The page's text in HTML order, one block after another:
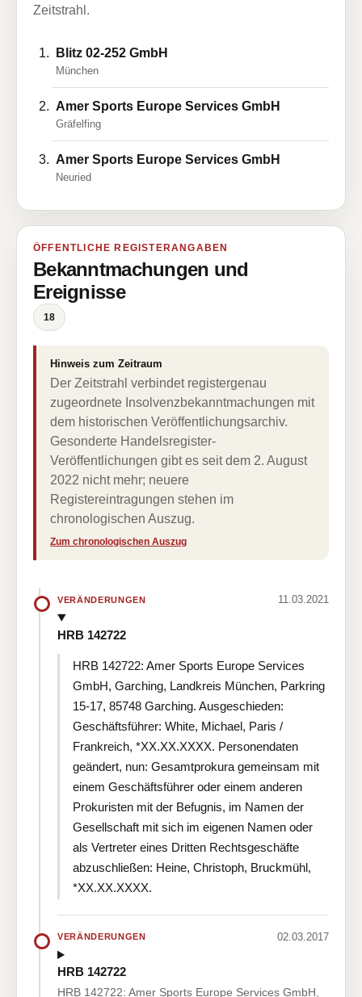
Zeitstrahl.
Blitz 02-252 GmbH
München
Amer Sports Europe Services GmbH
Gräfelfing
Amer Sports Europe Services GmbH
Neuried
ÖFFENTLICHE REGISTERANGABEN
Bekanntmachungen und
Ereignisse
18
Hinweis zum Zeitraum
Der Zeitstrahl verbindet registergenau
zugeordnete Insolvenzbekanntmachungen mit
dem historischen Veröffentlichungsarchiv.
Gesonderte Handelsregister-
Veröffentlichungen gibt es seit dem 2. August
2022 nicht mehr; neuere
Registereintragungen stehen im
chronologischen Auszug.
Zum chronologischen Auszug
VERÄNDERUNGEN 11.03.2021
HRB 142722
HRB 142722: Amer Sports Europe Services
GmbH, Garching, Landkreis München, Parkring
15-17, 85748 Garching. Ausgeschieden:
Geschäftsführer: White, Michael, Paris /
Frankreich, *XX.XX.XXXX. Personendaten
geändert, nun: Gesamtprokura gemeinsam mit
einem Geschäftsführer oder einem anderen
Prokuristen mit der Befugnis, im Namen der
Gesellschaft mit sich im eigenen Namen oder
als Vertreter eines Dritten Rechtsgeschäfte
abzuschließen: Heine, Christoph, Bruckmühl,
*XX.XX.XXXX.
VERÄNDERUNGEN 02.03.2017
HRB 142722
HRB 142722: Amer Sports Europe Services GmbH,